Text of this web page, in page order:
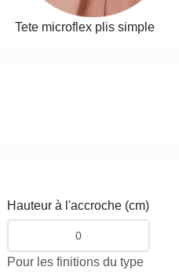
Tete microflex plis simple
Hauteur à l'accroche (cm)
Pour les finitions du type